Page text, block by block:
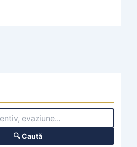
🔍 Caută